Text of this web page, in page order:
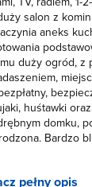
salon z
aneks
duży ogród,
huśtawki
domku,
Bardzo
dobre
pełny opis